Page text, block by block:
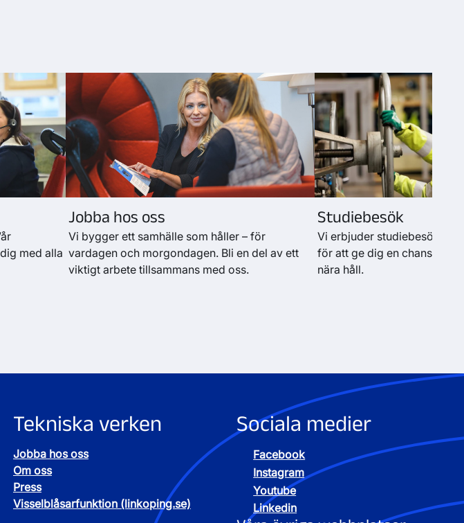
med alla
Jobba hos oss
Vi bygger ett samhälle som håller – för
vardagen och morgondagen. Bli en del av ett
viktigt arbete tillsammans med oss.
Studiebesök
Vi erbjuder studiebesök på
för att ge dig en chans att
nära håll.
Tekniska verken
Jobba hos oss
Om oss
Press
Visselblåsarfunktion (linkoping.se)
Sociala medier
Facebook
Instagram
Youtube
Linkedin